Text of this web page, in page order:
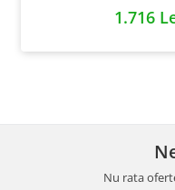
1.716
Nu rata